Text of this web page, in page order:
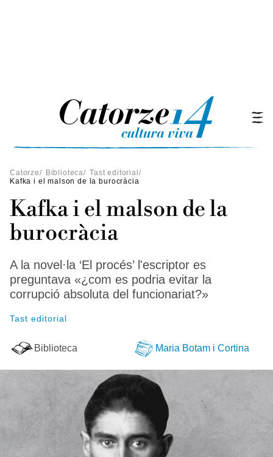
Catorze/ Biblioteca/ Tast editorial /
Kafka i el malson de la burocràcia
Kafka i el malson de la
burocràcia
A la novel·la ‘El procés’ l'escriptor es
preguntava «¿com es podria evitar la
corrupció absoluta del funcionariat?»
Tast editorial
Biblioteca Maria Botam i Cortina